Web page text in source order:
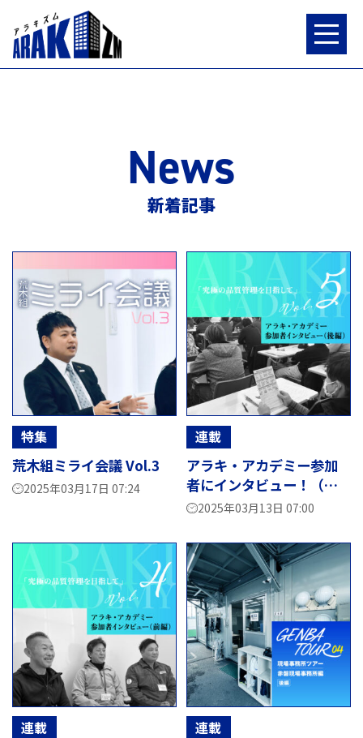
荒木組ワークス
インタビュー
NEWS
News
新着記事
特集
荒木組ミライ会議 Vol.3
2025年03月17日 07:24
連載
アラキ・アカデミー参加
者にインタビュー！（後
編）
2025年03月13日 07:00
連載 連載